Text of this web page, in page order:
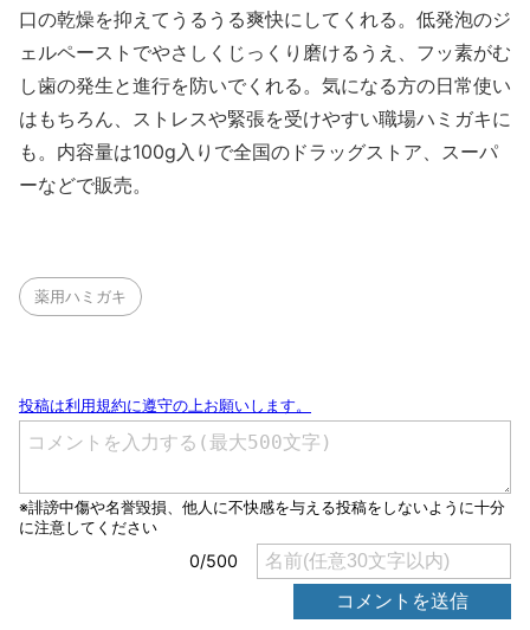
口の乾燥を抑えてうるうる爽快にしてくれる。低発泡のジ
ェルペーストでやさしくじっくり磨けるうえ、フッ素がむ
し歯の発生と進行を防いでくれる。気になる方の日常使い
はもちろん、ストレスや緊張を受けやすい職場ハミガキに
も。内容量は100g入りで全国のドラッグストア、スーパ
ーなどで販売。
薬用ハミガキ